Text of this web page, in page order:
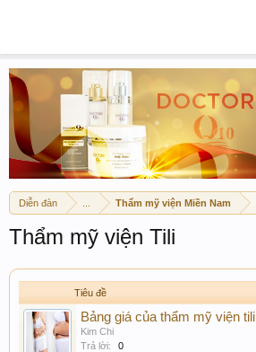
Diễn đàn Thẩm mỹ viện Miền Nam
Thẩm mỹ viện Tili
Tiêu đề
Bảng giá của thẩm mỹ viện tili
Kim Chi
Trả lời:
0